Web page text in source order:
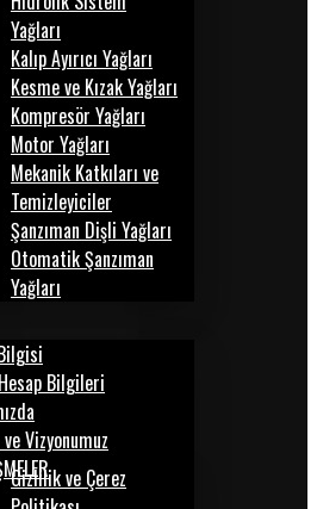
Yağları
Kalıp Ayırıcı Yağları
Kesme ve Kızak Yağları
Kompresör Yağları
Motor Yağları
Mekanik Katkıları ve
Temizleyiciler
Şanzıman Dişli Yağları
Otomatik Şanzıman
Yağları
Bilgileri
Vizyonumuz
Gizlilik ve Çerez